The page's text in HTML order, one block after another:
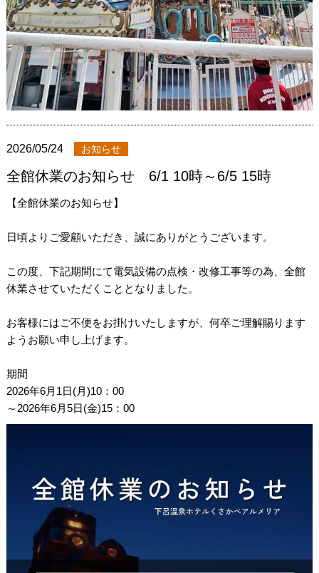
2026/05/24 お知らせ
全館休業のお知らせ 6/1 10時～6/5 15時
【全館休業のお知らせ】
日頃よりご愛顧いただき、誠にありがとうございます。
この度、下記期間にて電気設備の点検・改修工事等の為、全館
休業させていただくこととなりました。
お客様にはご不便をお掛けいたしますが、何卒ご理解賜ります
ようお願い申し上げます。
期間
2026年6月1日(月)10：00
～2026年6月5日(金)15：00